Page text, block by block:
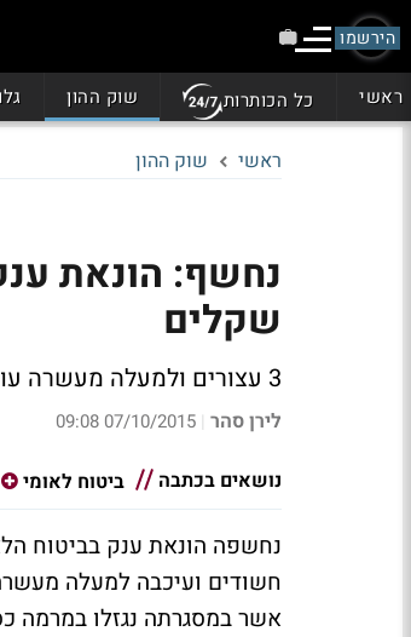
הירשמו
ראשי כל הכותרות שוק ההון
ראשי שוק ההון
נחשף: הונאת
שקלים
3 עצורים ולמעלה מעשרה עוכבו לחקירה בחשד להונאה שיטתית ומקיפה כלפי הביטוח הלאומי
לירן סהר |
07/10/2015 09:08
נושאים בכתבה
ביטוח לאומי
חשודים ועיכבה למעלה
אשר במסגרתה נגזלו במרמה